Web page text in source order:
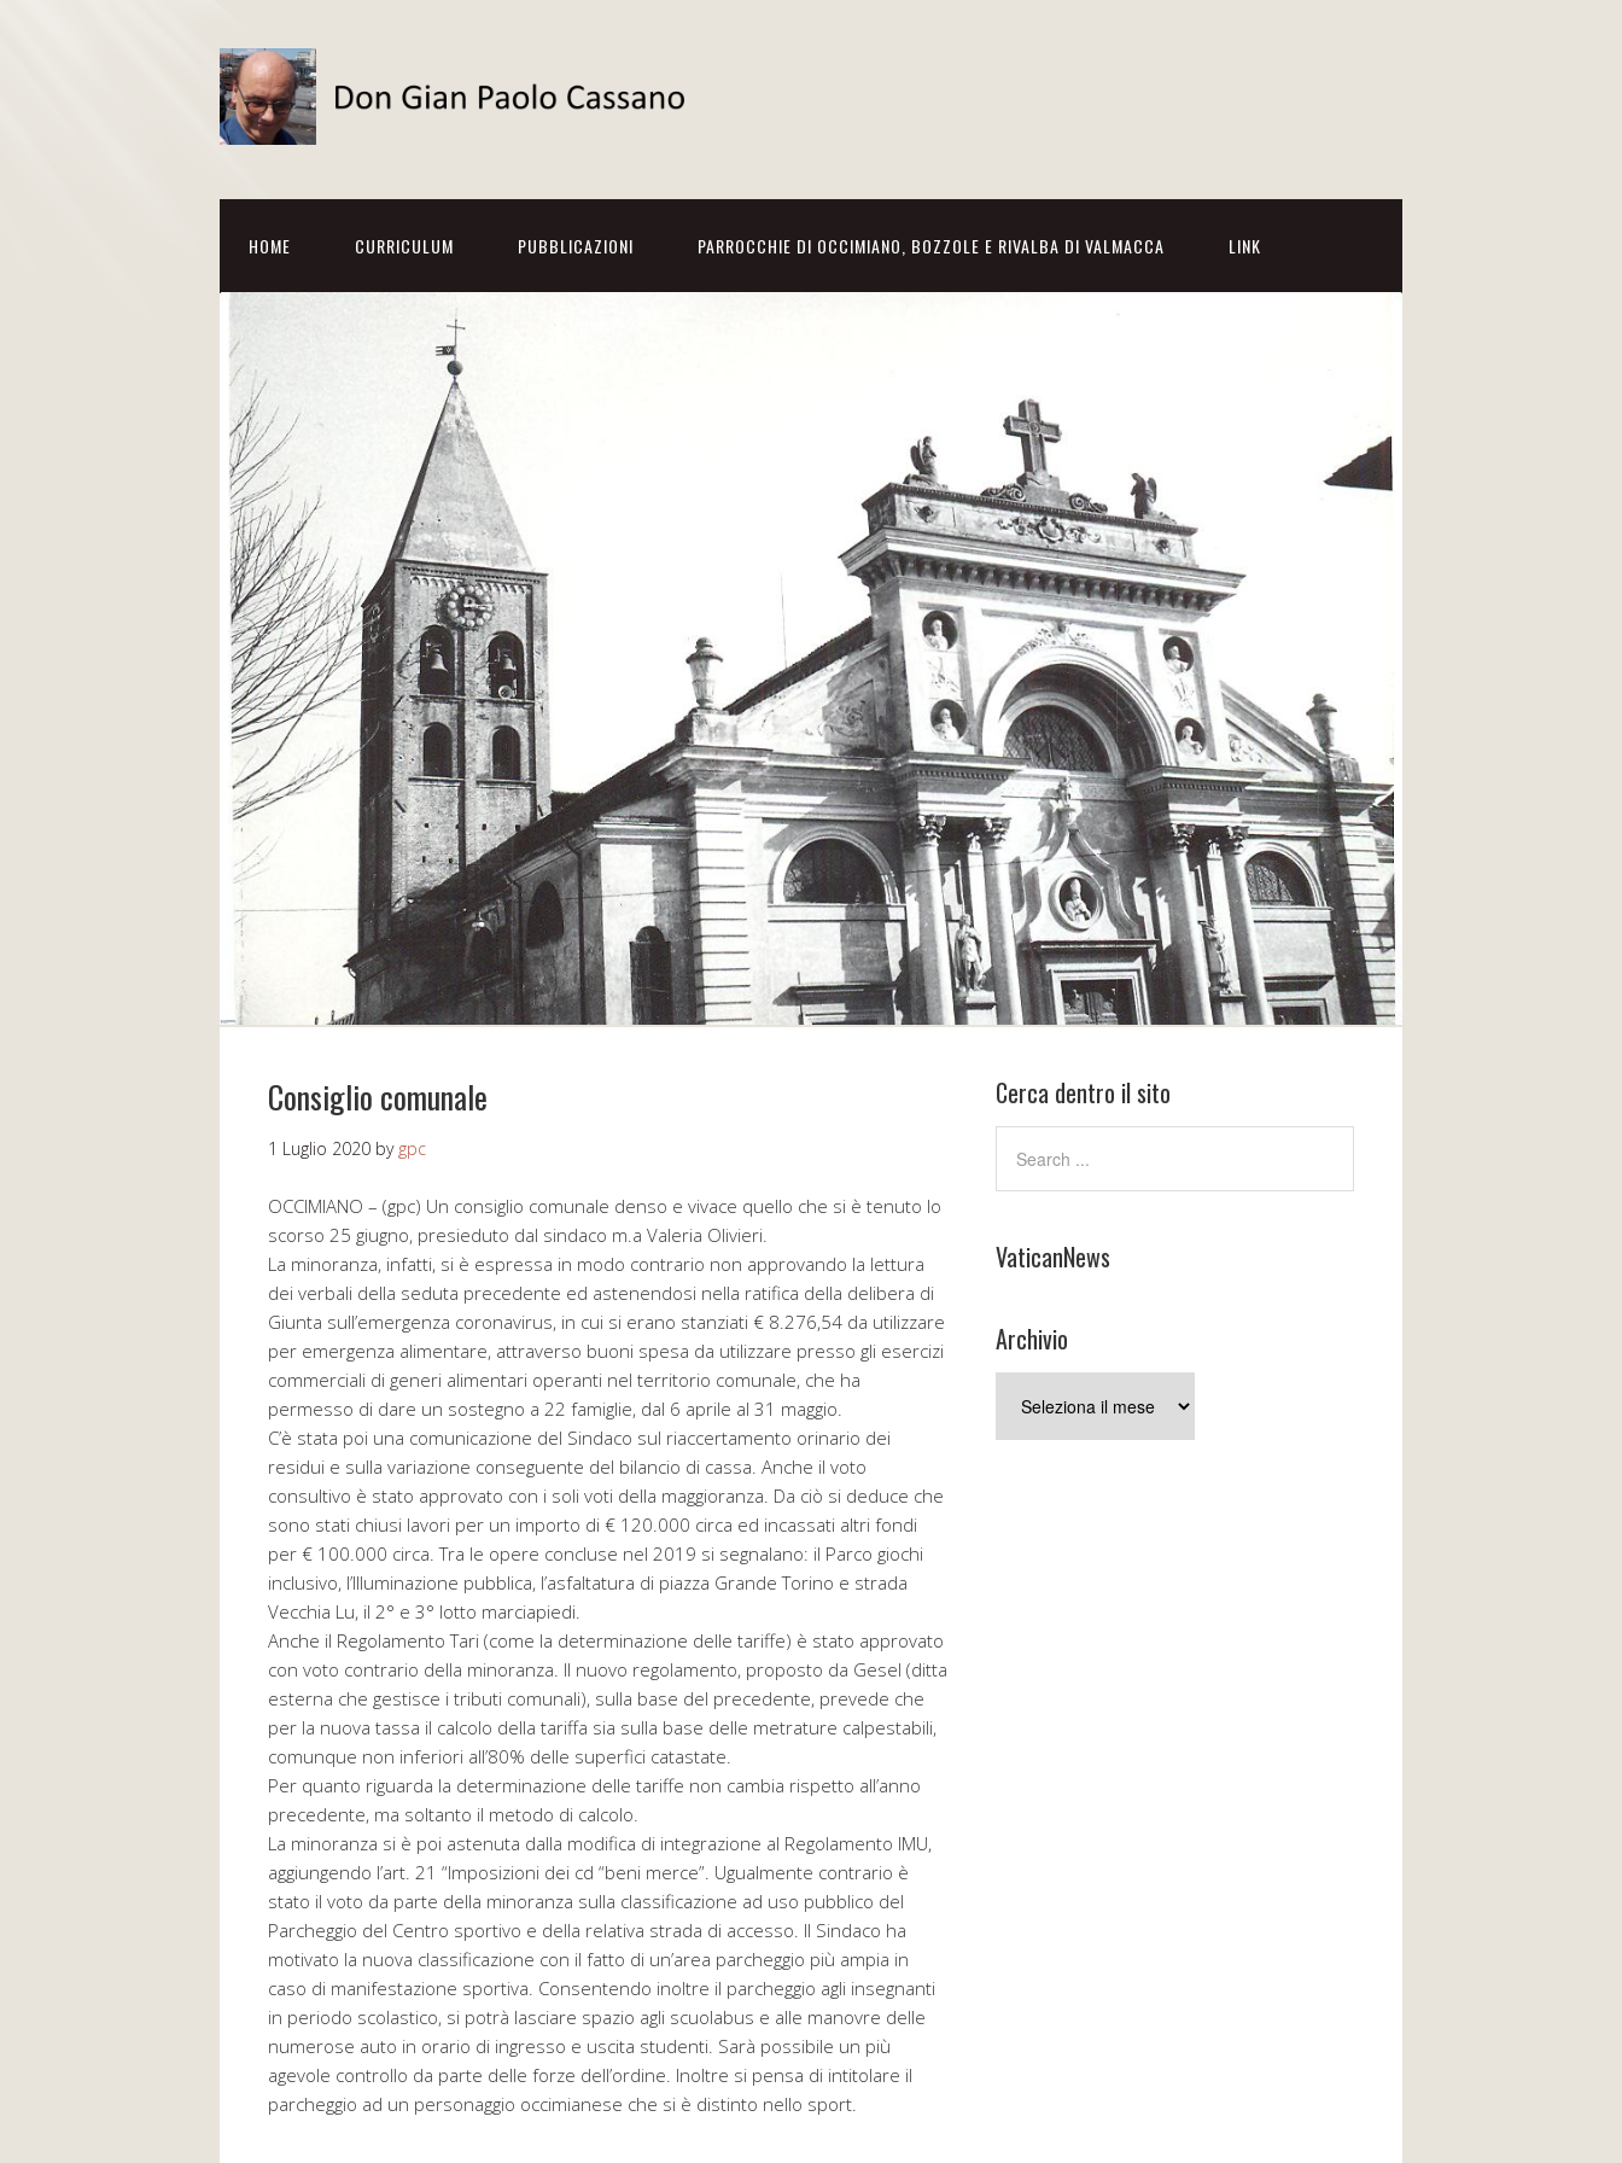
HOME CURRICULUM PUBBLICAZIONI PARROCCHIE DI OCCIMIANO, BOZZOLE E RIVALBA DI VALMACCA LINK
Consiglio comunale
1 Luglio 2020 by gpc
OCCIMIANO – (gpc) Un consiglio comunale denso e vivace quello che si è tenuto lo
scorso 25 giugno, presieduto dal sindaco m.a Valeria Olivieri.
La minoranza, infatti, si è espressa in modo contrario non approvando la lettura
dei verbali della seduta precedente ed astenendosi nella ratifica della delibera di
Giunta sull’emergenza coronavirus, in cui si erano stanziati € 8.276,54 da utilizzare
per emergenza alimentare, attraverso buoni spesa da utilizzare presso gli esercizi
commerciali di generi alimentari operanti nel territorio comunale, che ha
permesso di dare un sostegno a 22 famiglie, dal 6 aprile al 31 maggio.
C’è stata poi una comunicazione del Sindaco sul riaccertamento orinario dei
residui e sulla variazione conseguente del bilancio di cassa. Anche il voto
consultivo è stato approvato con i soli voti della maggioranza. Da ciò si deduce che
sono stati chiusi lavori per un importo di € 120.000 circa ed incassati altri fondi
per € 100.000 circa. Tra le opere concluse nel 2019 si segnalano: il Parco giochi
inclusivo, l’Illuminazione pubblica, l’asfaltatura di piazza Grande Torino e strada
Vecchia Lu, il 2° e 3° lotto marciapiedi.
Anche il Regolamento Tari (come la determinazione delle tariffe) è stato approvato
con voto contrario della minoranza. Il nuovo regolamento, proposto da Gesel (ditta
esterna che gestisce i tributi comunali), sulla base del precedente, prevede che
per la nuova tassa il calcolo della tariffa sia sulla base delle metrature calpestabili,
comunque non inferiori all’80% delle superfici catastate.
Per quanto riguarda la determinazione delle tariffe non cambia rispetto all’anno
precedente, ma soltanto il metodo di calcolo.
La minoranza si è poi astenuta dalla modifica di integrazione al Regolamento IMU,
aggiungendo l’art. 21 “Imposizioni dei cd “beni merce”. Ugualmente contrario è
stato il voto da parte della minoranza sulla classificazione ad uso pubblico del
Parcheggio del Centro sportivo e della relativa strada di accesso. Il Sindaco ha
motivato la nuova classificazione con il fatto di un’area parcheggio più ampia in
caso di manifestazione sportiva. Consentendo inoltre il parcheggio agli insegnanti
in periodo scolastico, si potrà lasciare spazio agli scuolabus e alle manovre delle
numerose auto in orario di ingresso e uscita studenti. Sarà possibile un più
agevole controllo da parte delle forze dell’ordine. Inoltre si pensa di intitolare il
parcheggio ad un personaggio occimianese che si è distinto nello sport.
Cerca dentro il sito
VaticanNews
Archivio